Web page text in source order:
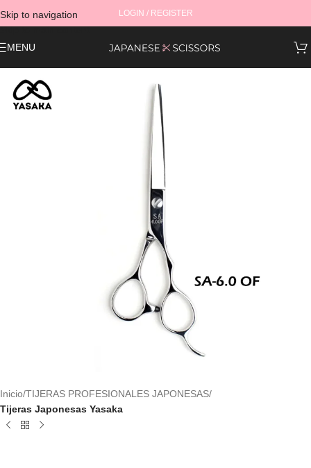
Skip to navigation
Skip to main content
LOGIN / REGISTER
MENU
Inicio TIJERAS PROFESIONALES JAPONESAS
Tijeras Japonesas Yasaka